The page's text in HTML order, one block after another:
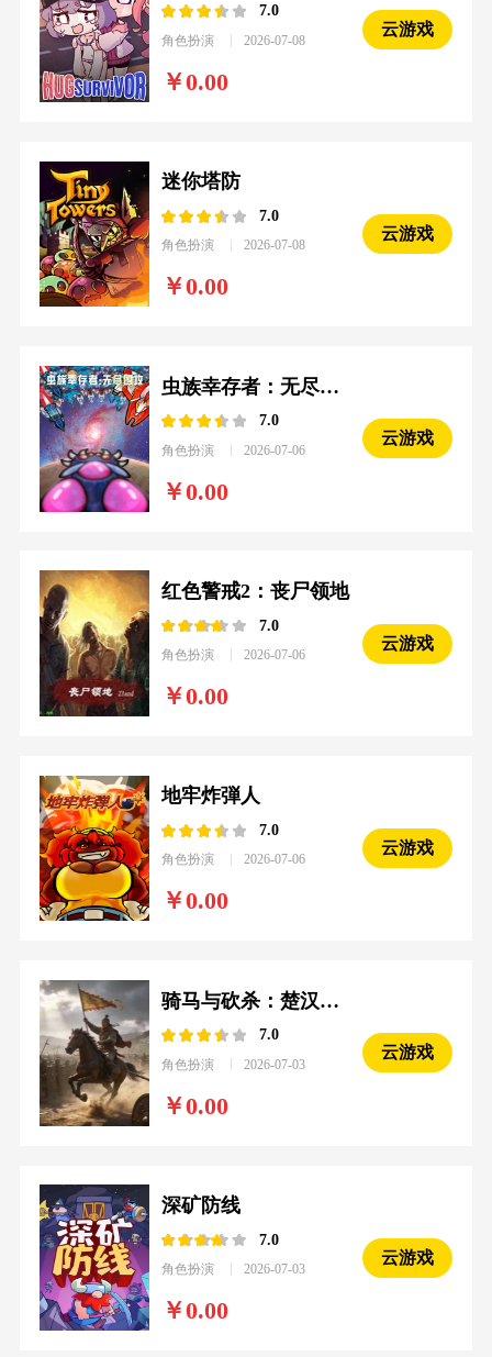
7.0
角色扮演 2026-07-08
0.00
云游戏
迷你塔防
7.0
角色扮演 2026-07-08
0.00
云游戏
虫族幸存者：无尽围攻
7.0
角色扮演 2026-07-06
0.00
云游戏
红色警戒2：丧尸领地
7.0
角色扮演 2026-07-06
0.00
云游戏
地牢炸弾人
7.0
角色扮演 2026-07-06
0.00
云游戏
骑马与砍杀：楚汉争霸
7.0
角色扮演 2026-07-03
0.00
云游戏
深矿防线
7.0
角色扮演 2026-07-03
0.00
云游戏